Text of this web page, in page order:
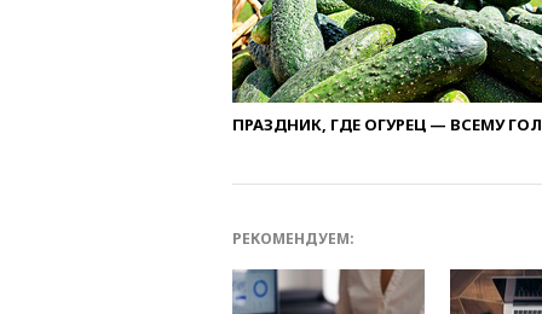
ПРАЗДНИК, ГДЕ ОГУРЕЦ — ВСЕМУ
РЕКОМЕНДУЕМ: